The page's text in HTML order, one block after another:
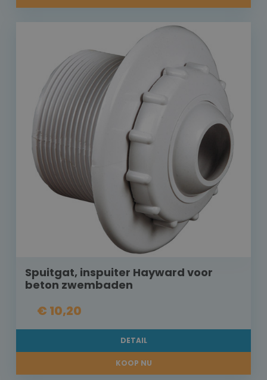
Spuitgat, inspuiter Hayward voor
beton zwembaden
€ 10,20
DETAIL
KOOP NU